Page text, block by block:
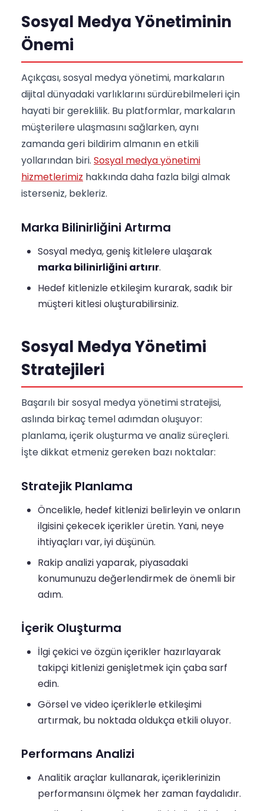
Sosyal Medya Yönetiminin
Önemi
Açıkçası, sosyal medya yönetimi, markaların
dijital dünyadaki varlıklarını sürdürebilmeleri için
hayati bir gereklilik. Bu platformlar, markaların
müşterilere ulaşmasını sağlarken, aynı
zamanda geri bildirim almanın en etkili
yollarından biri. Sosyal medya yönetimi
hizmetlerimiz hakkında daha fazla bilgi almak
isterseniz, bekleriz.
Marka Bilinirliğini Artırma
Sosyal medya, geniş kitlelere ulaşarak
marka bilinirliğini artırır.
Hedef kitlenizle etkileşim kurarak, sadık bir
müşteri kitlesi oluşturabilirsiniz.
Sosyal Medya Yönetimi
Stratejileri
Başarılı bir sosyal medya yönetimi stratejisi,
aslında birkaç temel adımdan oluşuyor:
planlama, içerik oluşturma ve analiz süreçleri.
İşte dikkat etmeniz gereken bazı noktalar:
Stratejik Planlama
Öncelikle, hedef kitlenizi belirleyin ve onların
ilgisini çekecek içerikler üretin. Yani, neye
ihtiyaçları var, iyi düşünün.
Rakip analizi yaparak, piyasadaki
konumunuzu değerlendirmek de önemli bir
adım.
İçerik Oluşturma
İlgi çekici ve özgün içerikler hazırlayarak
takipçi kitlenizi genişletmek için çaba sarf
edin.
Görsel ve video içeriklerle etkileşimi
artırmak, bu noktada oldukça etkili oluyor.
Performans Analizi
Analitik araçlar kullanarak, içeriklerinizin
performansını ölçmek her zaman faydalıdır.